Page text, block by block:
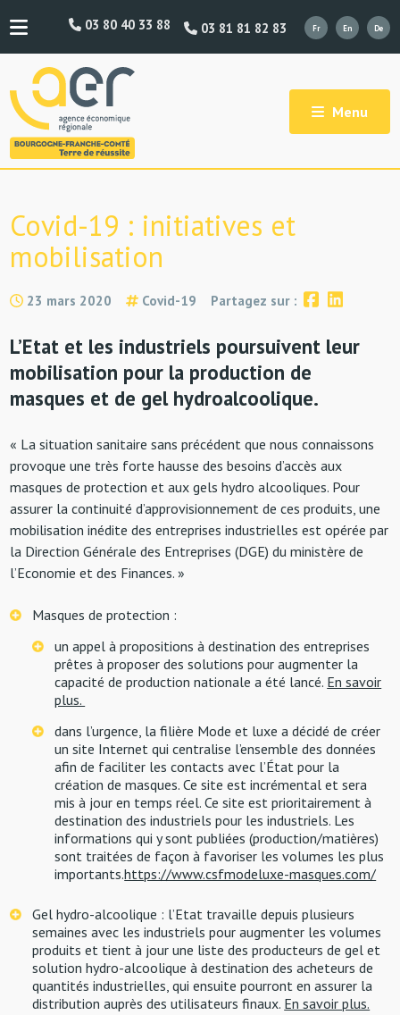
03 81 81 82 83
03 80 40 33 88
Menu
Covid-19 : initiatives et
mobilisation
23 mars 2020 Covid-19 Partagez sur :
L’Etat et les industriels poursuivent leur
mobilisation pour la production de
masques et de gel hydroalcoolique.
« La situation sanitaire sans précédent que nous connaissons
provoque une très forte hausse des besoins d’accès aux
masques de protection et aux gels hydro alcooliques. Pour
assurer la continuité d’approvisionnement de ces produits, une
mobilisation inédite des entreprises industrielles est opérée par
la Direction Générale des Entreprises (DGE) du ministère de
l’Economie et des Finances. »
Masques de protection :
un appel à propositions à destination des entreprises
prêtes à proposer des solutions pour augmenter la
capacité de production nationale a été lancé. En savoir
plus.
dans l’urgence, la filière Mode et luxe a décidé de créer
un site Internet qui centralise l’ensemble des données
afin de faciliter les contacts avec l’État pour la
création de masques. Ce site est incrémental et sera
mis à jour en temps réel. Ce site est prioritairement à
destination des industriels pour les industriels. Les
informations qui y sont publiées (production/matières)
sont traitées de façon à favoriser les volumes les plus
importants.https://www.csfmodeluxe-masques.com/
Gel hydro-alcoolique : l’Etat travaille depuis plusieurs
semaines avec les industriels pour augmenter les volumes
produits et tient à jour une liste des producteurs de gel et
solution hydro-alcoolique à destination des acheteurs de
quantités industrielles, qui ensuite pourront en assurer la
distribution auprès des utilisateurs finaux. En savoir plus.